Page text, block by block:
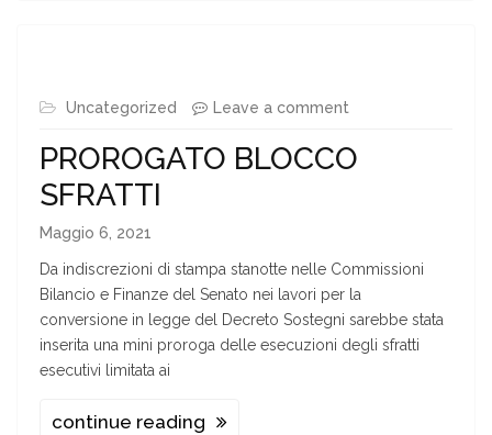
Uncategorized Leave a comment
PROROGATO BLOCCO
SFRATTI
Maggio 6, 2021
Da indiscrezioni di stampa stanotte nelle Commissioni
Bilancio e Finanze del Senato nei lavori per la
conversione in legge del Decreto Sostegni sarebbe stata
inserita una mini proroga delle esecuzioni degli sfratti
esecutivi limitata ai
continue reading